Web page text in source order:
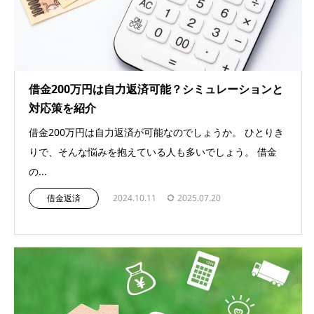
借金200万円は自力返済可能？シミュレーションと
対応策を紹介
借金200万円は自力返済が可能なのでしょうか。 ひとりき
りで、そんな悩みを抱えている人も多いでしょう。 借金
の...
借金返済 2024.10.11 2025.07.20